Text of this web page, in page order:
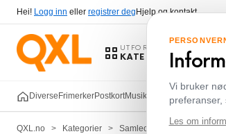
Vi bruker
preferanser,
Les om
Hei! Logg inn eller registrer degHjelp og kontakt
UTFORSK
KATEGORIER
Diverse FrimerkerPostkortMusikk - CD & Vinyl
QXL.no > Kategorier > Samleobjekter, Antikviteter